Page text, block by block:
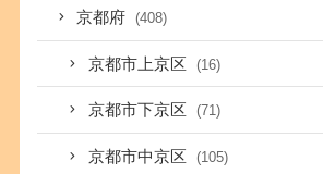
京都府 (408)
京都市上京区 (16)
京都市下京区 (71)
京都市中京区 (105)